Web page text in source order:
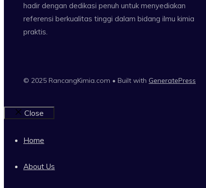
hadir dengan dedikasi penuh untuk menyediakan
referensi berkualitas tinggi dalam bidang ilmu kimia
praktis.
© 2025 RancangKimia.com • Built with GeneratePress
Close
Home
About Us